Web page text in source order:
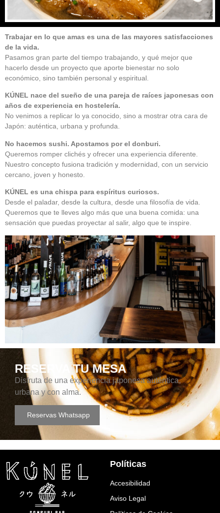
Trabajar en lo que amas es una de las mayores satisfacciones
de la vida.
Pasamos gran parte del tiempo trabajando, y qué mejor que
hacerlo desde un proyecto que aporte bienestar no solo
económico, sino también personal y espiritual.
KÚNEL nace del sueño de una pareja de raíces japonesas con
años de experiencia en hostelería.
No venimos a replicar lo ya conocido, sino a mostrar otra cara de
Japón: auténtica, urbana y profunda.
No hacemos sushi. Apostamos por el donburi.
Queremos romper clichés y ofrecer una experiencia diferente.
Nuestro concepto fusiona tradición y modernidad, con un servicio
cercano, joven y honesto.
KÚNEL es una chispa para espíritus curiosos.
Desde el paladar, desde la cultura, desde una filosofía de vida.
Queremos que te lleves algo más que una buena comida: una
sensación que puedas proyectar al salir, algo que te inspire.
RESERVA TU MESA
Disfruta de una experiencia japonesa auténtica,
urbana y con alma.
Reservas Whatsapp
Políticas
Accesibilidad
Aviso Legal